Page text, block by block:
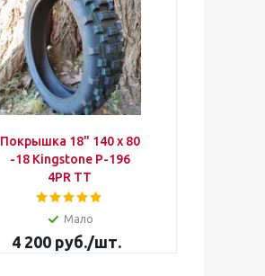
Покрышка 18" 140 х 80
-18 Kingstone P-196
4PR TT
Мало
4 200 руб./шт.